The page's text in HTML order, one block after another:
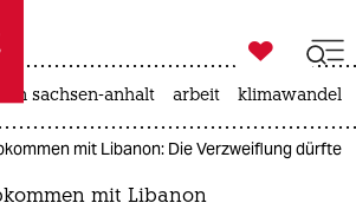
taz zahl ich
taz zahl ich

taz zahl ich
in sachsen-anhalt arbeit klimawandel
mit Libanon: Die Verzweiflung dürfte
mit Libanon